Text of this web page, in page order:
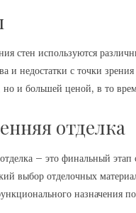
стен используются
и недостатки с точки
но и большей ценой, в то
отделка
– это финальный
выбор отделочных
назначения